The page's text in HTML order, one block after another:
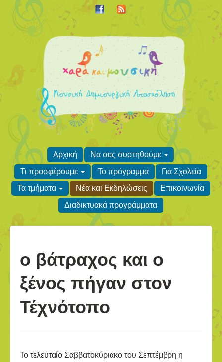
Αρχική
Να σας συστηθούμε
Τι προσφέρουμε
Το πρόγραμμα
Για Σχολεία
Τα τμήματα
Νέα και Εκδηλώσεις
Επικοινωνία
Διαδικτυακά προγράμματα
o βάτραχος και ο
ξένος πήγαν στον
Τέχνότοπο
Το τελευταίο Σαββατοκύριακο του Σεπτέμβρη η